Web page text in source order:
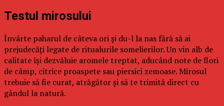
Testul mirosului
Învârte paharul de câteva ori și du-l la nas fără să ai
prejudecăți legate de ritualurile somelierilor. Un vin alb de
calitate își dezvăluie aromele treptat, aducând note de flori
de câmp, citrice proaspete sau piersici zemoase. Mirosul
trebuie să fie curat, atrăgător și să te trimită direct cu
gândul la natură.